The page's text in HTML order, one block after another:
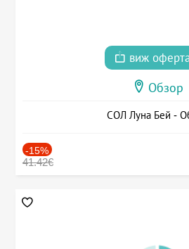
виж
Обзор
СОЛ Луна Бей -
-15%
41.42€